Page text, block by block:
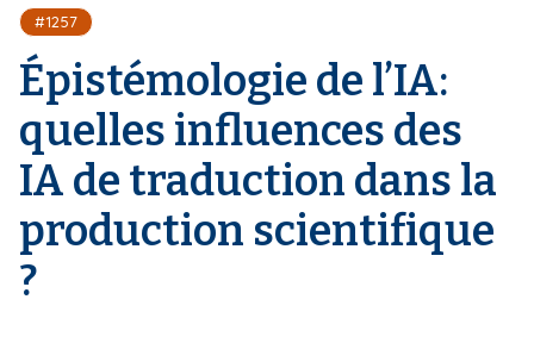
A
i
a
e
#1257
Épistémologie de l’IA:
quelles influences des
IA de traduction dans la
production scientifique
?